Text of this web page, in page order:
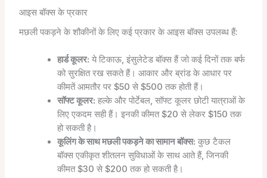
आइस बॉक्स के प्रकार
मछली पकड़ने के शौकीनों के लिए कई प्रकार के आइस बॉक्स उपलब्ध हैं:
हार्ड कूलर: ये टिकाऊ, इंसुलेटेड बॉक्स हैं जो कई दिनों तक बर्फ
को सुरक्षित रख सकते हैं। आकार और ब्रांड के आधार पर
कीमतें आमतौर पर $50 से $500 तक होती हैं।
सॉफ्ट कूलर: हल्के और पोर्टेबल, सॉफ्ट कूलर छोटी यात्राओं के
लिए एकदम सही हैं। इनकी कीमत $20 से लेकर $150 तक
हो सकती है।
कूलिंग के साथ मछली पकड़ने का सामान बॉक्स: कुछ टैकल
बॉक्स एकीकृत शीतलन सुविधाओं के साथ आते हैं, जिनकी
कीमत $30 से $200 तक हो सकती है।